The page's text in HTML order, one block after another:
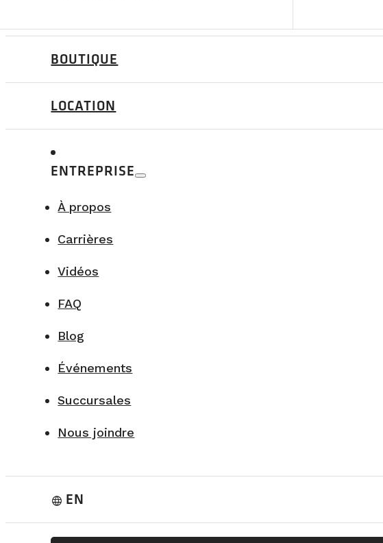
BOUTIQUE
LOCATION
ENTREPRISE
À propos
Carrières
Vidéos
FAQ
Blog
Événements
Succursales
Nous joindre
language EN